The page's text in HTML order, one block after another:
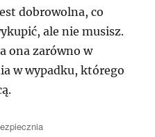
dobrowolna, co
ale nie musisz.
ona zarówno w
w wypadku, którego